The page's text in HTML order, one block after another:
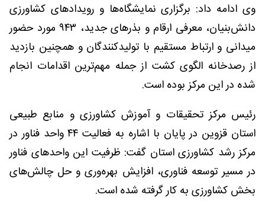
وی ادامه داد: برگزاری نمایشگاه‌ها و رویدادهای کشاورزی
دانش‌بنیان، معرفی ارقام و بذرهای جدید، ۹۴۳ مورد حضور
میدانی و ارتباط مستقیم با تولیدکنندگان و همچنین بازدید
از رصدخانه الگوی کشت از جمله مهم‌ترین اقدامات انجام
شده در این مرکز بوده است.
رئیس مرکز تحقیقات و آموزش کشاورزی و منابع طبیعی
استان قزوین در پایان با اشاره به فعالیت ۴۴ واحد فناور در
مرکز رشد کشاورزی استان گفت: ظرفیت این واحدهای فناور
در مسیر توسعه فناوری، افزایش بهره‌وری و حل چالش‌های
بخش کشاورزی به کار گرفته شده است.